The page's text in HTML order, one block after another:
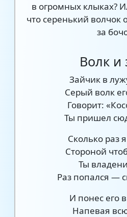
в огромных клыках?
что серенький волчок
за
Волк и
Зайчик в
Серый волк
Говорит:
Ты пришел
Сколько раз
Стороной
Ты
Раз попался —
И понес его
Напевая